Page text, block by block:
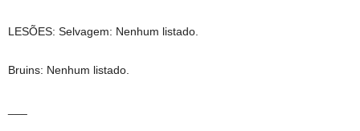
LESÕES: Selvagem: Nenhum listado.
Bruins: Nenhum listado.